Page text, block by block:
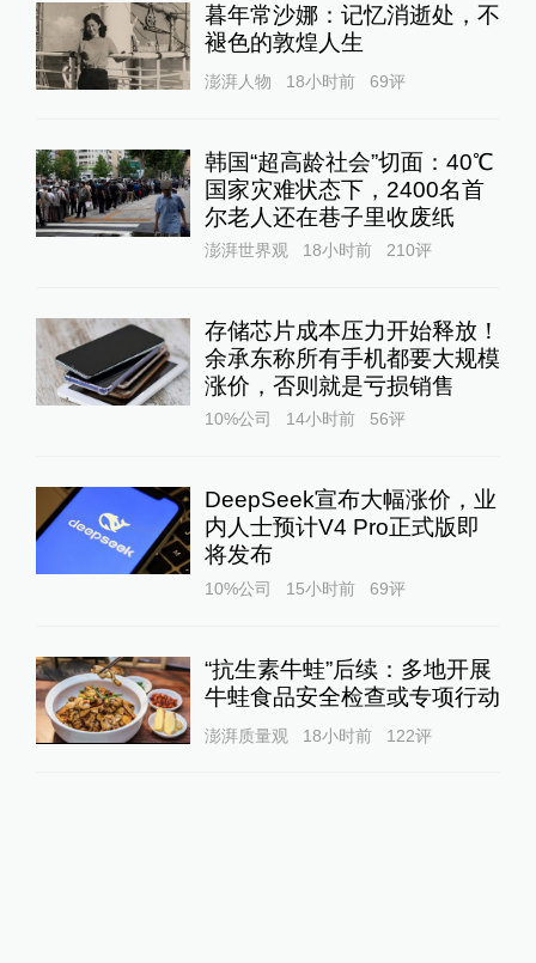
暮年常沙娜：记忆消逝处，不
褪色的敦煌人生
澎湃人物 18小时前 69评
韩国“超高龄社会”切面：40℃
国家灾难状态下，2400名首
尔老人还在巷子里收废纸
澎湃世界观 18小时前 210评
存储芯片成本压力开始释放！
余承东称所有手机都要大规模
涨价，否则就是亏损销售
10%公司 14小时前 56评
DeepSeek宣布大幅涨价，业
内人士预计V4 Pro正式版即
将发布
10%公司 15小时前 69评
“抗生素牛蛙”后续：多地开展
牛蛙食品安全检查或专项行动
澎湃质量观 18小时前 122评